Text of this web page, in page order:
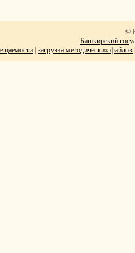
©
Башкирский
загрузка методических файлов